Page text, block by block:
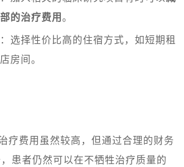
的治疗费用。
：选择性价比高的住宿方式，如短期租
房间。
疗费用虽然较高，但通过合理的财务
患者仍然可以在不牺牲治疗质量的